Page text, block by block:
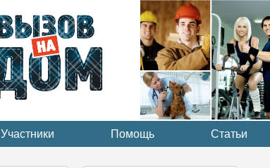
Участники Помощь Статьи